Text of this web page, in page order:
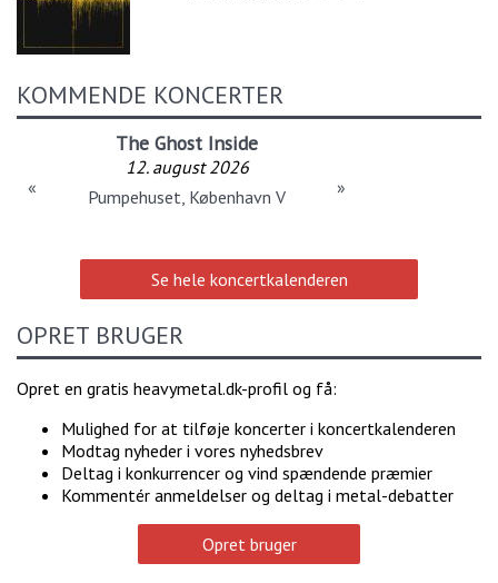
KOMMENDE KONCERTER
The Ghost Inside
12. august 2026
Pumpehuset, København V
« »
Se hele koncertkalenderen
OPRET BRUGER
Opret en gratis heavymetal.dk-profil og få:
Mulighed for at tilføje koncerter i koncertkalenderen
Modtag nyheder i vores nyhedsbrev
Deltag i konkurrencer og vind spændende præmier
Kommentér anmeldelser og deltag i metal-debatter
Opret bruger